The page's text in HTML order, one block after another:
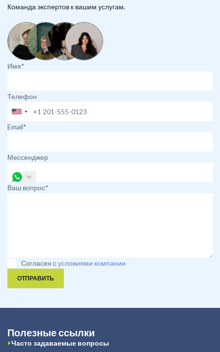
Команда экспертов к вашим услугам.
Имя*
Телефон
Email*
Мессенджер
Ваш вопрос*
Согласен сусловиями компании
ОТПРАВИТЬ
Полезные ссылки
Часто задаваемые вопросы